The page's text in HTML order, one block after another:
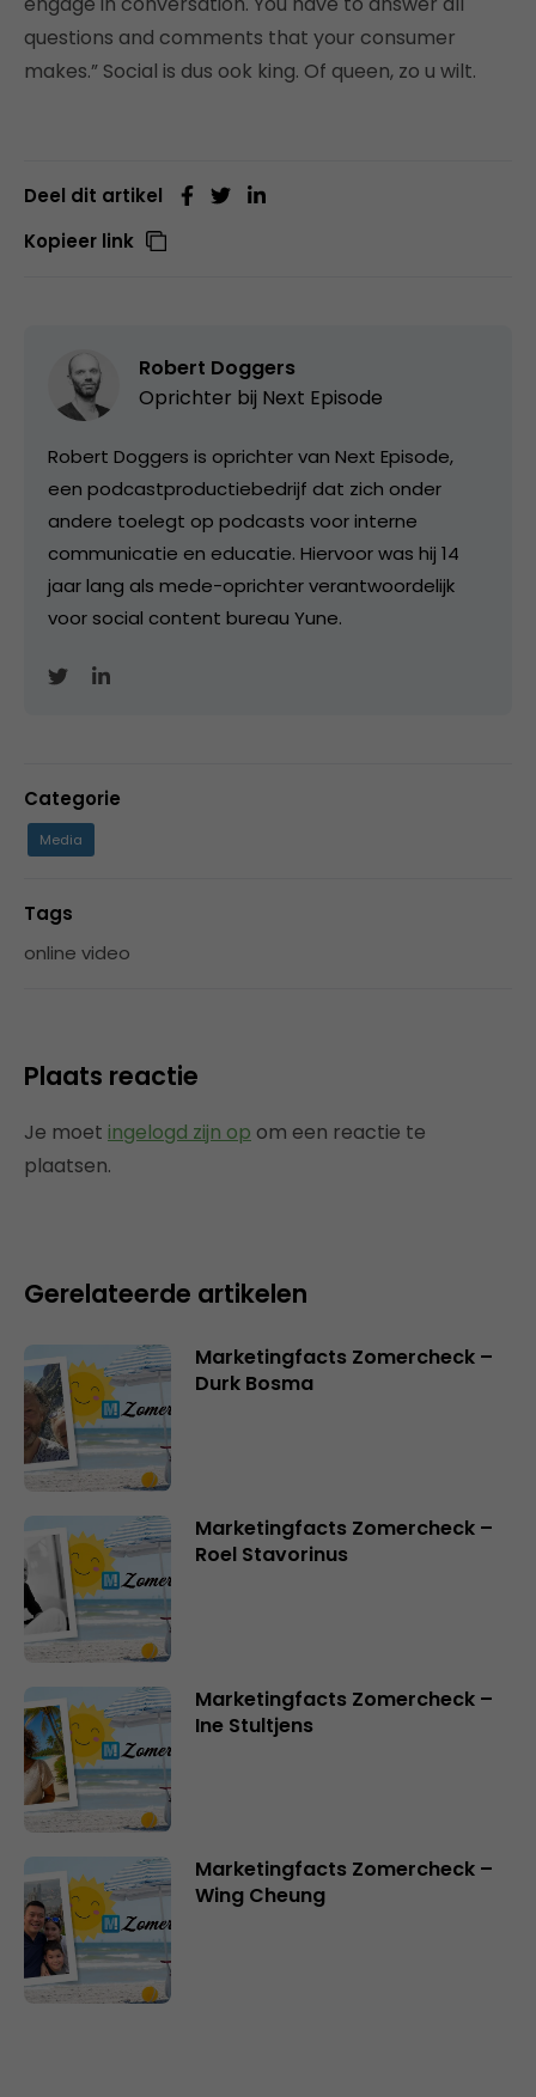
questions and comments that your consumer
makes.” Social is dus ook king. Of queen, zo u wilt.
Deel dit artikel
Kopieer link
Robert Doggers
Oprichter bij Next Episode
Robert Doggers is oprichter van Next Episode,
een podcastproductiebedrijf dat zich onder
andere toelegt op podcasts voor interne
communicatie en educatie. Hiervoor was hij 14
jaar lang als mede-oprichter verantwoordelijk
voor social content bureau Yune.
Categorie
Media
Tags
online video
Plaats reactie
Je moet ingelogd zijn op om een reactie te
plaatsen.
Gerelateerde artikelen
Marketingfacts Zomercheck –
Durk Bosma
Marketingfacts Zomercheck –
Roel Stavorinus
Marketingfacts Zomercheck –
Ine Stultjens
Marketingfacts Zomercheck –
Wing Cheung